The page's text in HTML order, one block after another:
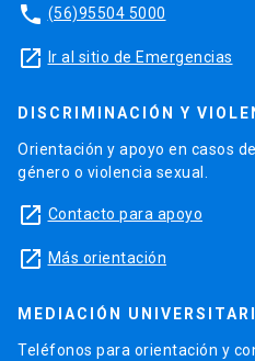
phone (56)95504 5000
launch Ir al sitio de Emergencias
DISCRIMINACIÓN Y
Orientación y apoyo en casos
género o violencia sexual.
launch Contacto para apoyo
launch Más orientación
MEDIACIÓN
Teléfonos para orientación y